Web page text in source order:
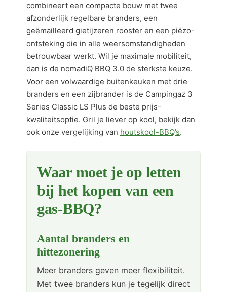
combineert een compacte bouw met twee
afzonderlijk regelbare branders, een
geëmailleerd gietijzeren rooster en een piëzo-
ontsteking die in alle weersomstandigheden
betrouwbaar werkt. Wil je maximale mobiliteit,
dan is de nomadiQ BBQ 3.0 de sterkste keuze.
Voor een volwaardige buitenkeuken met drie
branders en een zijbrander is de Campingaz 3
Series Classic LS Plus de beste prijs-
kwaliteitsoptie. Gril je liever op kool, bekijk dan
ook onze vergelijking van houtskool-BBQ’s.
Waar moet je op letten
bij het kopen van een
gas-BBQ?
Aantal branders en
hittezonering
Meer branders geven meer flexibiliteit.
Met twee branders kun je tegelijk direct